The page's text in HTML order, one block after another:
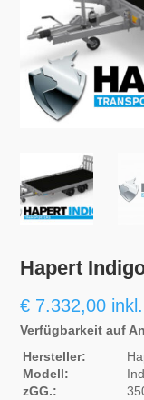
Hapert
€ 7.332,00
Verfügbarkeit auf
Hersteller:
Modell:
zGG.: